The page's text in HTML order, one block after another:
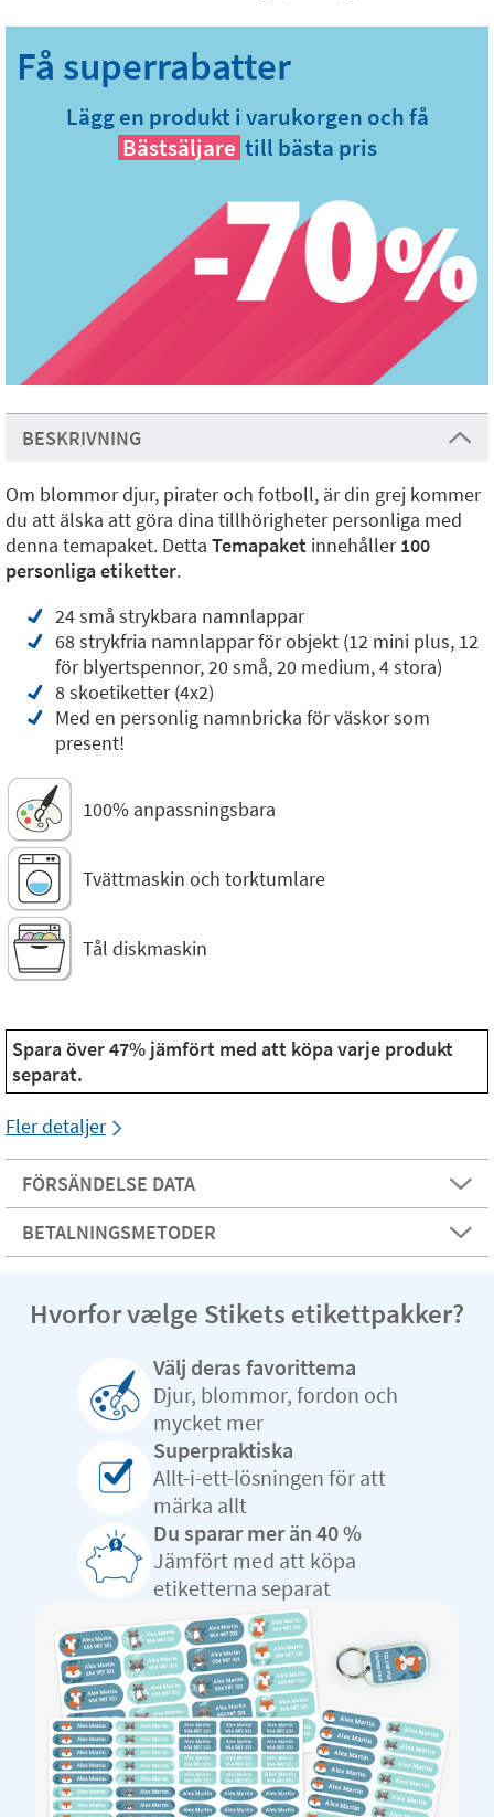
Lägg en produkt i varukorgen och få
Bästsäljare till bästa pris
BESKRIVNING
Om blommor djur, pirater och fotboll, är din grej kommer
du att älska att göra dina tillhörigheter personliga med
denna temapaket. Detta Temapaket innehåller100
personliga etiketter.
24 små strykbara namnlappar
68 strykfria namnlappar för objekt (12 mini plus, 12
för blyertspennor, 20 små, 20 medium, 4 stora)
8 skoetiketter (4x2)
Med en personlig namnbricka för väskor som
present!
100% anpassningsbara
Tvättmaskin och torktumlare
Tål diskmaskin
Spara över 47% jämfört med att köpa varje produkt
separat.
Fler detaljer
FÖRSÄNDELSE DATA
BETALNINGSMETODER
Hvorfor vælge Stikets etikettpakker?
Välj deras favorittema
Djur, blommor, fordon och
mycket mer
Superpraktiska
Allt-i-ett-lösningen för att
märka allt
Du sparar mer än 40 %
Jämfört med att köpa
etiketterna separat